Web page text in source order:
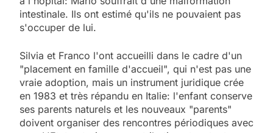
intestinale. Ils ont estimé qu'ils ne pouvaient pas
s'occuper de lui.
Silvia et Franco l'ont accueilli dans le cadre d'un
"placement en famille d'accueil", qui n'est pas une
vraie adoption, mais un instrument juridique crée
en 1983 et très répandu en Italie: l'enfant conserve
ses parents naturels et les nouveaux "parents"
doivent organiser des rencontres périodiques avec